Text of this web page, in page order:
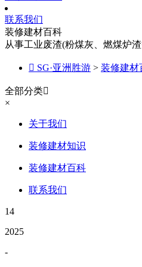
联系我们
装修建材百科
从事工业废渣(粉煤灰、燃煤炉
 SG·亚洲胜游 > 装修建材
全部分类
×
关于我们
装修建材知识
装修建材百科
联系我们
14
2025
-